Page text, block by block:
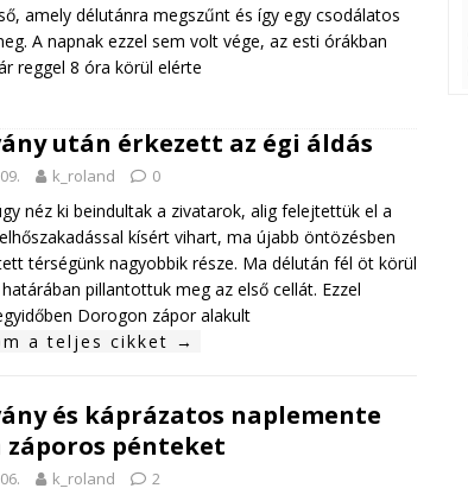
amely délutánra megszűnt és így egy csodálatos
A napnak ezzel sem volt vége, az esti órákban
reggel 8 óra körül elérte
után érkezett az égi áldás
k_roland 0
néz ki beindultak a zivatarok, alig felejtettük el a
kísért vihart, ma újabb öntözésben
térségünk nagyobbik része. Ma délután fél öt körül
pillantottuk meg az első cellát. Ezzel
Dorogon zápor alakult
a teljes cikket →
és káprázatos naplemente
záporos pénteket
k_roland 2